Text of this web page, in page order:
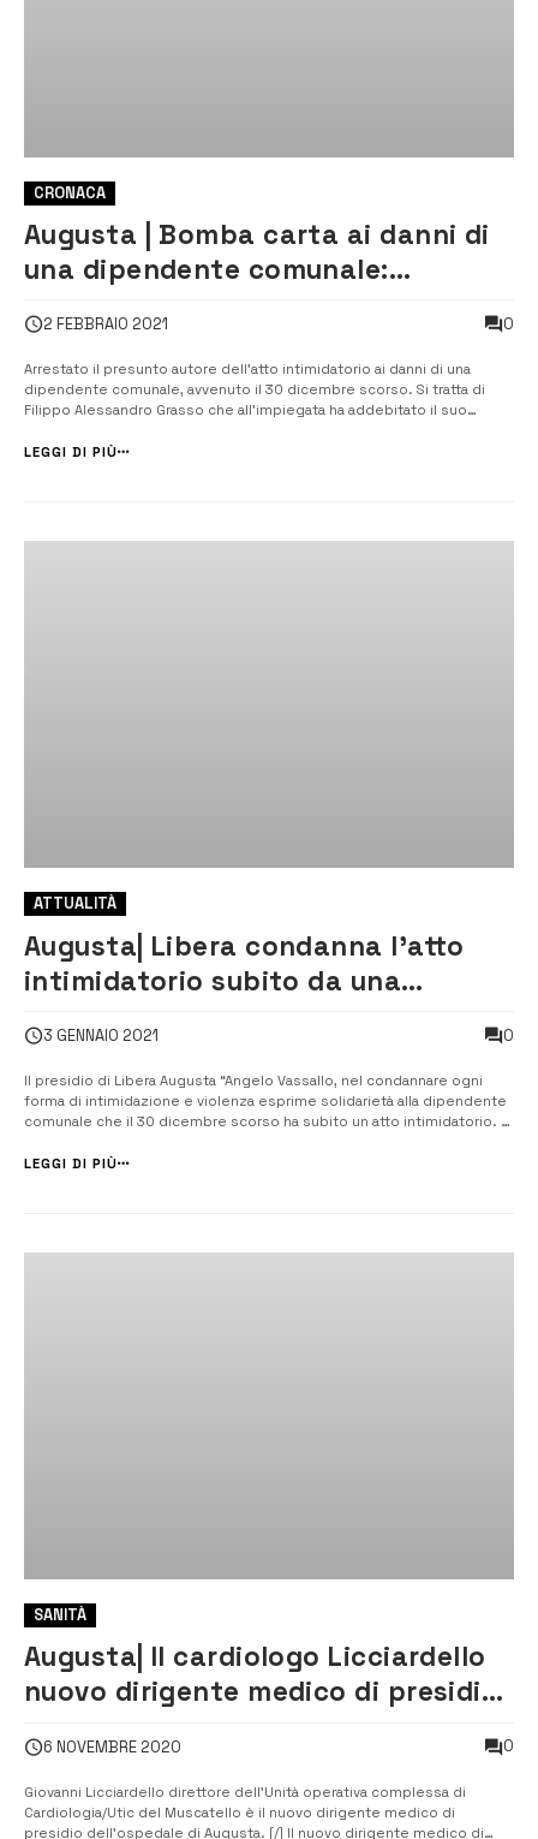
CRONACA
Augusta | Bomba carta ai danni di
una dipendente comunale:
2 FEBBRAIO 2021 0
Arrestato il presunto autore dell’atto intimidatorio ai danni di una
dipendente comunale, avvenuto il 30 dicembre scorso. Si tratta di
Filippo Alessandro Grasso che all’impiegata ha addebitato il suo
già una compagna e due figli con cui convive. [/] Filippo Alessandro
LEGGI DI PIÙ
ATTUALITÀ
Augusta| Libera condanna l’atto
intimidatorio subito da una
3 GENNAIO 2021 0
Il presidio di Libera Augusta “Angelo Vassallo, nel condannare ogni
forma di intimidazione e violenza esprime solidarietà alla dipendente
comunale che il 30 dicembre scorso ha subito un atto intimidatorio. “Il
proliferare della criminalità”. Nelle scorse setti...
LEGGI DI PIÙ
SANITÀ
Augusta| Il cardiologo Licciardello
nuovo dirigente medico di presidio
6 NOVEMBRE 2020 0
Giovanni Licciardello direttore dell’Unità operativa complessa di
Cardiologia/Utic del Muscatello è il nuovo dirigente medico di
presidio dell’ospedale di Augusta. [/] Il nuovo dirigente medico di